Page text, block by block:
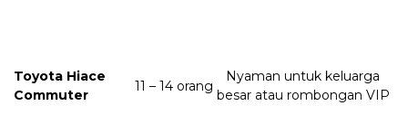
Toyota Hiace
Commuter
11 – 14 orang
Nyaman untuk keluarga
besar atau rombongan VIP